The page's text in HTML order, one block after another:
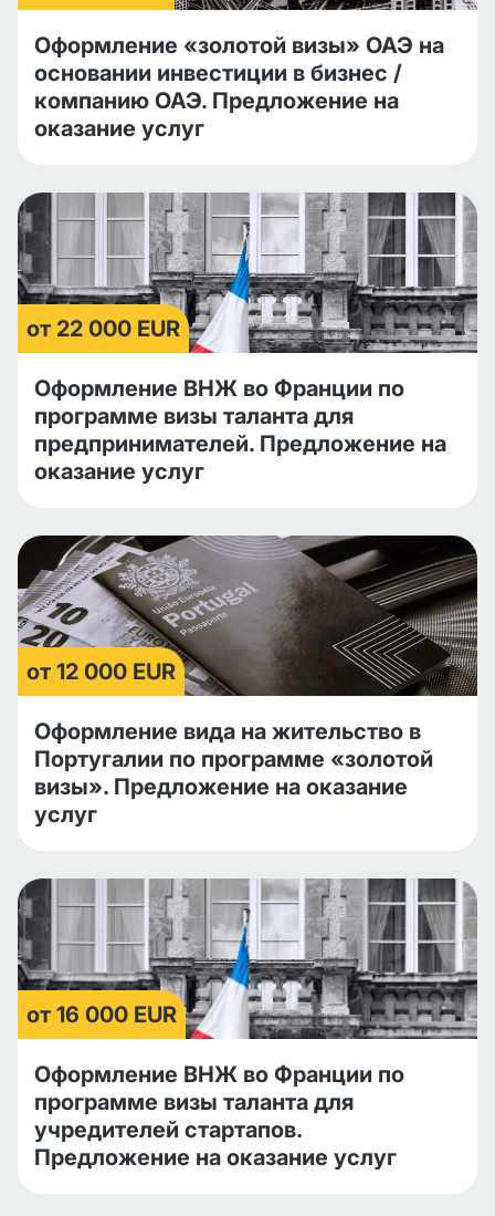
Оформление «золотой визы» ОАЭ на
основании инвестиции в бизнес /
компанию ОАЭ. Предложение на
оказание услуг
от 22 000 EUR
Оформление ВНЖ во Франции по
программе визы таланта для
предпринимателей. Предложение на
оказание услуг
от 12 000 EUR
Оформление вида на жительство в
Португалии по программе «золотой
визы». Предложение на оказание
услуг
от 16 000 EUR
Оформление ВНЖ во Франции по
программе визы таланта для
учредителей стартапов.
Предложение на оказание услуг